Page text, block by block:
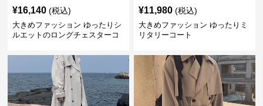
¥16,140 (税込)
大きめファッション ゆったりシ
ルエットのロングチェスターコ
¥11,980 (税込)
大きめファッション ゆったりミ
リタリーコート